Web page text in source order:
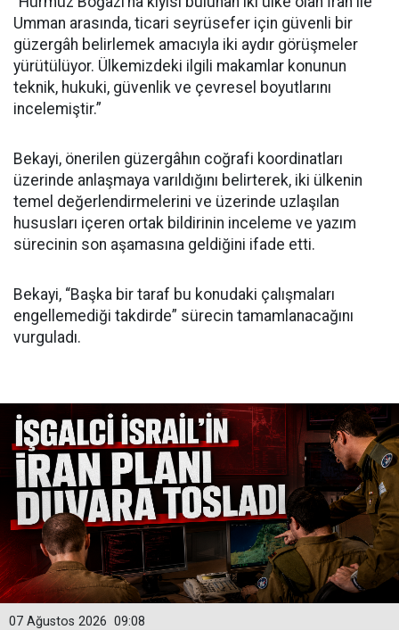
Umman arasında, ticari seyrüsefer için güvenli bir
güzergâh belirlemek amacıyla iki aydır görüşmeler
yürütülüyor. Ülkemizdeki ilgili makamlar konunun
teknik, hukuki, güvenlik ve çevresel boyutlarını
incelemiştir.”
Bekayi, önerilen güzergâhın coğrafi koordinatları
üzerinde anlaşmaya varıldığını belirterek, iki ülkenin
temel değerlendirmelerini ve üzerinde uzlaşılan
hususları içeren ortak bildirinin inceleme ve yazım
sürecinin son aşamasına geldiğini ifade etti.
Bekayi, “Başka bir taraf bu konudaki çalışmaları
engellemediği takdirde” sürecin tamamlanacağını
vurguladı.
09:08
07 Ağustos 2026